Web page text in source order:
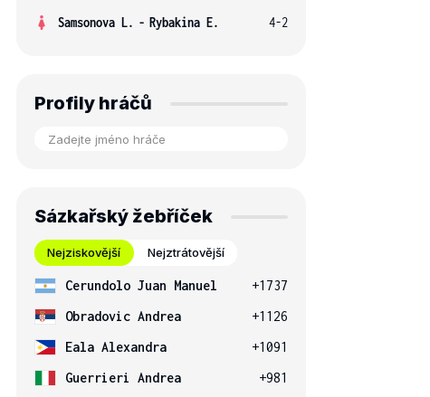
Samsonova L. - Rybakina E. 4-2
Profily hráčů
Sázkařský žebříček
Nejziskovější Nejztrátovější
Cerundolo Juan Manuel
+1737
Obradovic Andrea
+1126
Eala Alexandra
+1091
Guerrieri Andrea
+981